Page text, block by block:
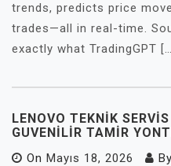
trends, predicts price
trades—all in real-time.
exactly what TradingGPT
LENOVO TEKNIK
GUVENILIR TAMIR
On Mayıs 18, 2026 By